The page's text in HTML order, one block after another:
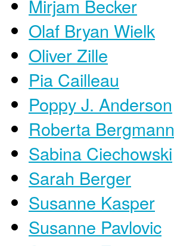
Mirjam Becker
Olaf Bryan Wielk
Oliver Zille
Pia Cailleau
Poppy J. Anderson
Roberta Bergmann
Sabina Ciechowski
Sarah Berger
Susanne Kasper
Susanne Pavlovic